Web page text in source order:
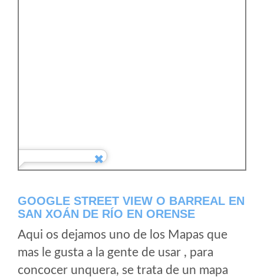
GOOGLE STREET VIEW O BARREAL EN
SAN XOÁN DE RÍO EN ORENSE
Aqui os dejamos uno de los Mapas que
mas le gusta a la gente de usar , para
concocer unquera, se trata de un mapa